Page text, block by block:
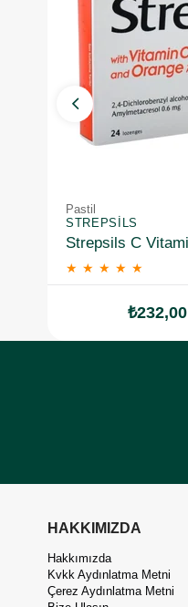
Pastil
STREPSILS
★ ★ ★ ★ ★
₺232,00
HAKKIMIZDA
Hakkımızda
Kvkk Aydınlatma Metni
Çerez Aydınlatma Metni